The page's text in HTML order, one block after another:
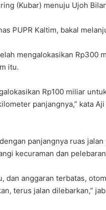
(Kubar) menuju Ujoh
PUPR Kaltim, bakal
mengalokasikan Rp300
itu.
Rp100 miliar
panjangnya,” kata
panjangnya ruas
kecuraman dan
dan anggaran terbatas,
terus jalan dilebarkan,”